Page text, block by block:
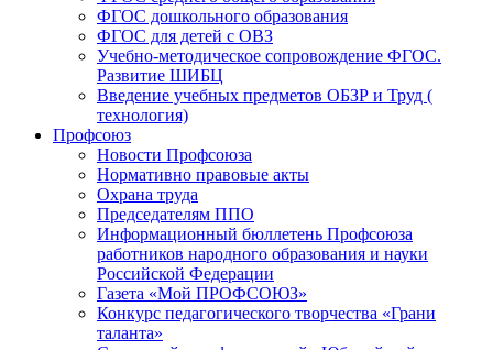
ФГОС дошкольного образования
ФГОС для детей с ОВЗ
Учебно-методическое сопровождение ФГОС.
Развитие ШИБЦ
Введение учебных предметов ОБЗР и Труд (
технология)
Профсоюз
Новости Профсоюза
Нормативно правовые акты
Охрана труда
Председателям ППО
Информационный бюллетень Профсоюза
работников народного образования и науки
Российской Федерации
Газета «Мой ПРОФСОЮЗ»
Конкурс педагогического творчества «Грани
таланта»